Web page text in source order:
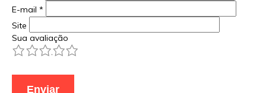
E-mail *
Site
Sua avaliação
5
4
3
2